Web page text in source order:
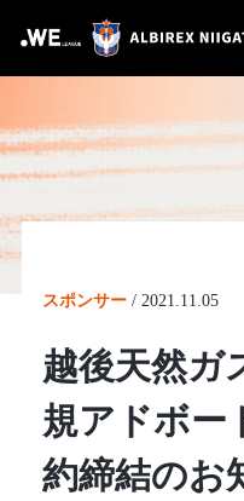
スポンサー / 2021.11.05
越後天然ガ
規アドボー
約締結のお